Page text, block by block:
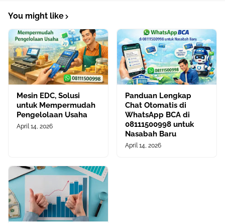
You might like
Mesin EDC, Solusi
untuk Mempermudah
Pengelolaan Usaha
April 14, 2026
Panduan Lengkap
Chat Otomatis di
WhatsApp BCA di
08111500998 untuk
Nasabah Baru
April 14, 2026